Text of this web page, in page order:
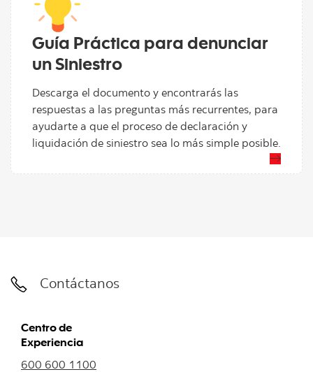
Guía Práctica para denunciar
un Siniestro
Descarga el documento y encontrarás las
respuestas a las preguntas más recurrentes, para
ayudarte a que el proceso de declaración y
liquidación de siniestro sea lo más simple posible.
Contáctanos
Centro de
Experiencia
600 600 1100